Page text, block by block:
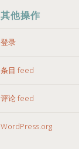
其他操作
登录
条目 feed
评论 feed
WordPress.org